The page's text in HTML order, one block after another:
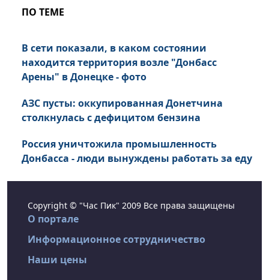
ПО ТЕМЕ
В сети показали, в каком состоянии
находится территория возле "Донбасс
Арены" в Донецке - фото
АЗС пусты: оккупированная Донетчина
столкнулась с дефицитом бензина
Россия уничтожила промышленность
Донбасса - люди вынуждены работать за еду
Copyright © "Час Пик" 2009 Все права защищены
О портале
Информационное сотрудничество
Наши цены